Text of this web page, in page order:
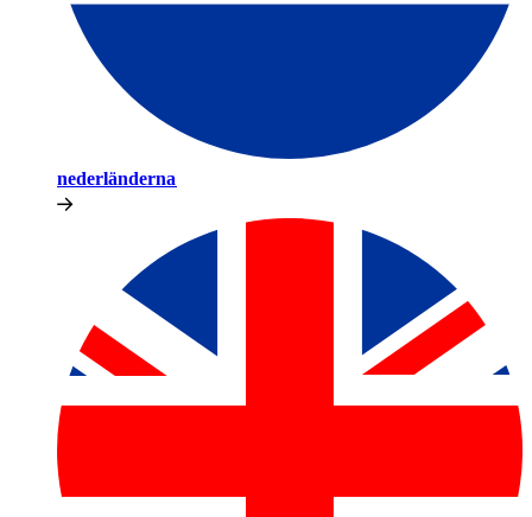
nederländerna​​